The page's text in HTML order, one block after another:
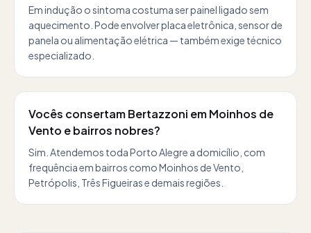
Em indução o sintoma costuma ser painel ligado sem
aquecimento. Pode envolver placa eletrônica, sensor de
panela ou alimentação elétrica — também exige técnico
especializado.
Vocês consertam Bertazzoni em Moinhos de
Vento e bairros nobres?
Sim. Atendemos toda Porto Alegre a domicílio, com
frequência em bairros como Moinhos de Vento,
Petrópolis, Três Figueiras e demais regiões.